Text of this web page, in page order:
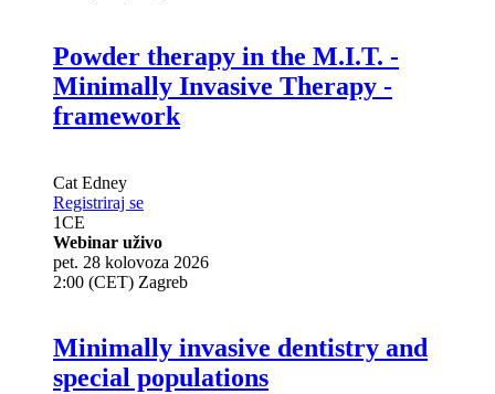
Powder therapy in the M.I.T. -
Minimally Invasive Therapy -
framework
Cat Edney
Registriraj se
1CE
Webinar uživo
pet. 28 kolovoza 2026
2:00 (CET) Zagreb
Minimally invasive dentistry and
special populations